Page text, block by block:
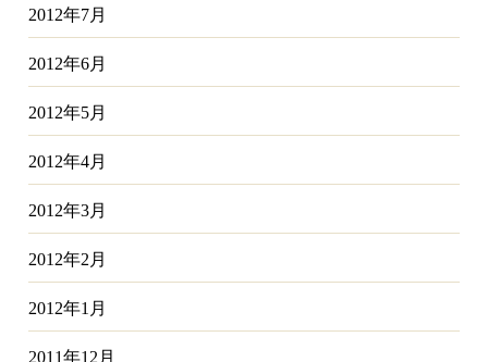
2012年7月
2012年6月
2012年5月
2012年4月
2012年3月
2012年2月
2012年1月
2011年12月